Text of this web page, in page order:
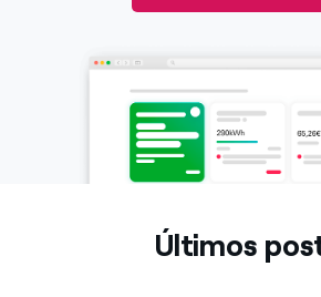
Últimos